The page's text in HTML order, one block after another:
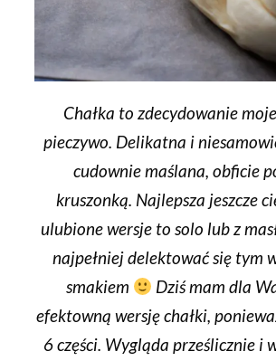
Chałka to zdecydowanie
pieczywo. Delikatna i
cudownie maślana, obficie
kruszonką. Najlepsza jeszcze
ulubione wersje to solo lub z
najpełniej delektować się tym
smakiem
Dziś mam dla
efektowną wersję chałki,
6 części. Wygląda prześlicznie i